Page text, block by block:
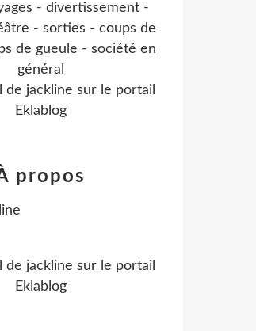
- divertissement -
- sorties - coups de
de gueule - société en
général
de jackline sur le portail
Eklablog
propos
de jackline sur le portail
Eklablog